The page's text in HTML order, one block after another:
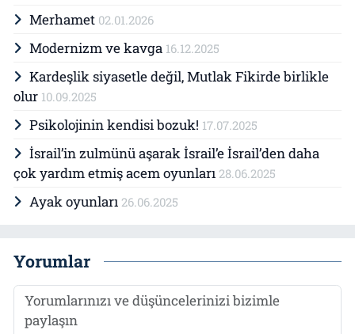
Merhamet 02.01.2026
Modernizm ve kavga 16.12.2025
Kardeşlik siyasetle değil, Mutlak Fikirde birlikle
olur 10.09.2025
Psikolojinin kendisi bozuk! 17.07.2025
İsrail’in zulmünü aşarak İsrail’e İsrail’den daha
çok yardım etmiş acem oyunları 28.06.2025
Ayak oyunları 26.06.2025
Yorumlar